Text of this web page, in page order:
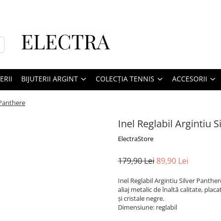
BIJUTERII ARGINT COLECȚIA TENNIS ACCESORII
Inel Reglabil Argintiu
ElectraStore
179,90 Lei89,90 Lei
Inel Reglabil Argintiu Silver
aliaj metalic de înaltă calitate,
și cristale negre.
Dimensiune: reglabil